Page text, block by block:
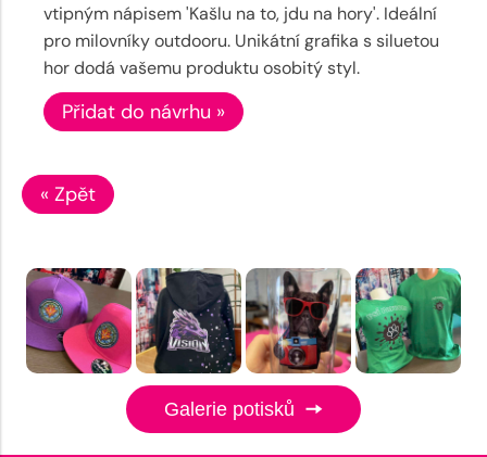
vtipným nápisem 'Kašlu na to, jdu na hory'. Ideální
pro milovníky outdooru. Unikátní grafika s siluetou
hor dodá vašemu produktu osobitý styl.
Přidat do návrhu »
« Zpět
Galerie potisků